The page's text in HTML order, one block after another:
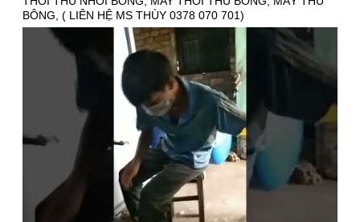
BÔNG, ( LIÊN HỆ MS THÙY 0378 070 701)